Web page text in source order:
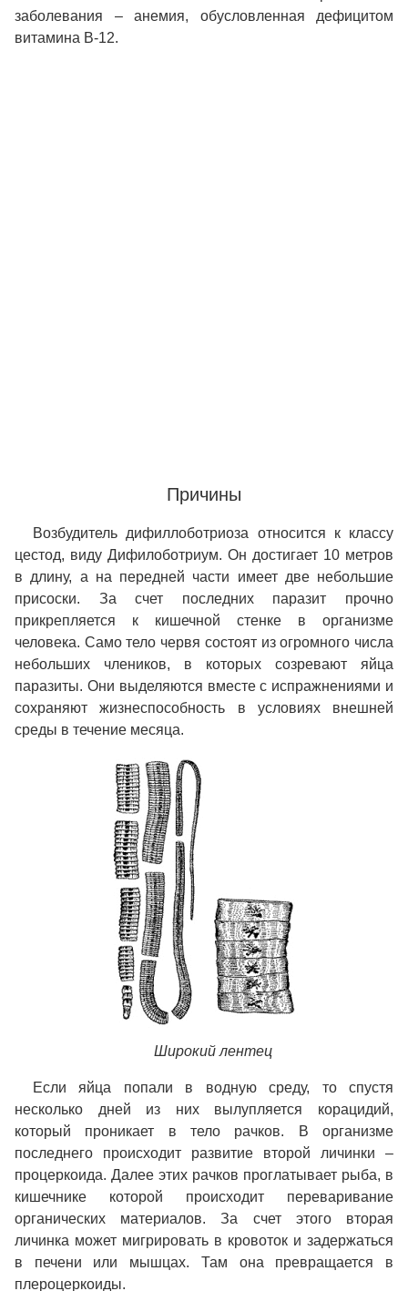
заболевания – анемия, обусловленная дефицитом
витамина В-12.
Причины
Возбудитель дифиллоботриоза относится к классу
цестод, виду Дифилоботриум. Он достигает 10 метров
в длину, а на передней части имеет две небольшие
присоски. За счет последних паразит прочно
прикрепляется к кишечной стенке в организме
человека. Само тело червя состоят из огромного числа
небольших члеников, в которых созревают яйца
паразиты. Они выделяются вместе с испражнениями и
сохраняют жизнеспособность в условиях внешней
среды в течение месяца.
Широкий лентец
Если яйца попали в водную среду, то спустя
несколько дней из них вылупляется корацидий,
который проникает в тело рачков. В организме
последнего происходит развитие второй личинки –
процеркоида. Далее этих рачков проглатывает рыба, в
кишечнике которой происходит переваривание
органических материалов. За счет этого вторая
личинка может мигрировать в кровоток и задержаться
в печени или мышцах. Там она превращается в
плероцеркоиды.